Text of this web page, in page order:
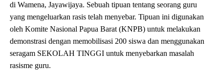
di Wamena, Jayawijaya. Sebuah tipuan tentang seorang guru
yang mengeluarkan rasis telah menyebar. Tipuan ini digunakan
oleh Komite Nasional Papua Barat (KNPB) untuk melakukan
demonstrasi dengan memobilisasi 200 siswa dan menggunakan
seragam SEKOLAH TINGGI untuk menyebarkan masalah
rasisme guru.